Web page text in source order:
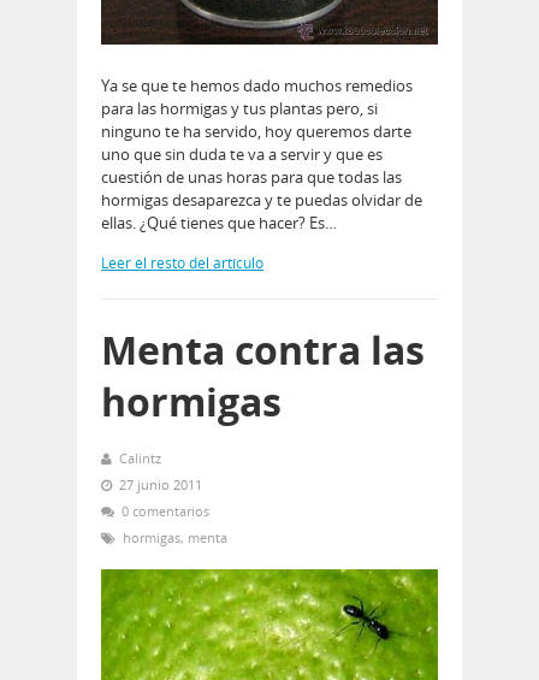
Ya se que te hemos dado muchos remedios
para las hormigas y tus plantas pero, si
ninguno te ha servido, hoy queremos darte
uno que sin duda te va a servir y que es
cuestión de unas horas para que todas las
hormigas desaparezca y te puedas olvidar de
ellas. ¿Qué tienes que hacer? Es…
Leer el resto del artículo
Menta contra las
hormigas
Calintz
27 junio 2011
0 comentarios
hormigas, menta